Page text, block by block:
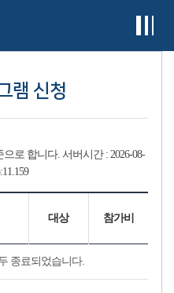
램 신청
로 합니다. 서버시간 : 2026-08-
대상 참가비
종료되었습니다.